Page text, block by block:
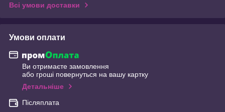
Всі умови доставки
Умови оплати
Ви отримаєте замовлення
або гроші повернуться на вашу картку
Детальніше
Післяплата